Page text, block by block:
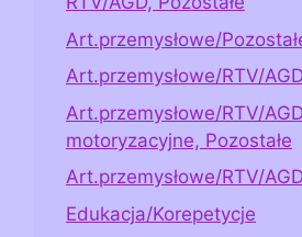
Art.przemysłowe/
Art.przemysłowe/RTV/
Art.przemysłowe/RTV/
motoryzacyjne, Pozostałe
Art.przemysłowe/RTV/
Edukacja/Korepetycje